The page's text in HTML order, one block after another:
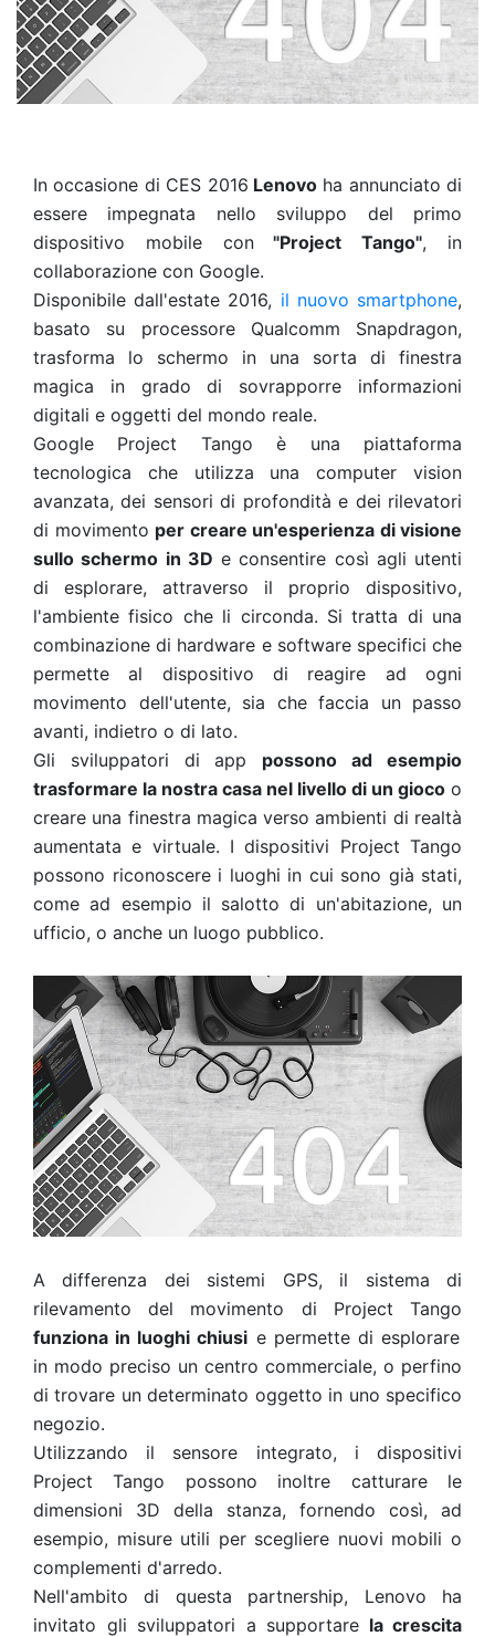
In occasione di CES 2016 Lenovoha annunciato di
essere impegnata nello sviluppo del primo
dispositivo mobile con"Project Tango", in
collaborazione con Google.
Disponibile dall'estate 2016, il nuovo smartphone,
basato su processore Qualcomm Snapdragon,
trasforma lo schermo in una sorta di finestra
magica in grado di sovrapporre informazioni
digitali e oggetti del mondo reale.
Google Project Tango è una piattaforma
tecnologica che utilizza una computer vision
avanzata, dei sensori di profondità e dei rilevatori
di movimento per creare un'esperienza di visione
sullo schermo in 3D e consentire così agli utenti
di esplorare, attraverso il proprio dispositivo,
l'ambiente fisico che li circonda. Si tratta di una
combinazione di hardware e software specifici che
permette al dispositivo di reagire ad ogni
movimento dell'utente, sia che faccia un passo
avanti, indietro o di lato.
Gli sviluppatori di app possono ad esempio
trasformare la nostra casa nel livello di un gioco o
creare una finestra magica verso ambienti di realtà
aumentata e virtuale. I dispositivi Project Tango
possono riconoscere i luoghi in cui sono già stati,
come ad esempio il salotto di un'abitazione, un
ufficio, o anche un luogo pubblico.
A differenza dei sistemi GPS, il sistema di
rilevamento del movimento di Project Tango
funziona in luoghi chiusi e permette di esplorare
in modo preciso un centro commerciale, o perfino
di trovare un determinato oggetto in uno specifico
negozio.
Utilizzando il sensore integrato, i dispositivi
Project Tango possono inoltre catturare le
dimensioni 3D della stanza, fornendo così, ad
esempio, misure utili per scegliere nuovi mobili o
complementi d'arredo.
Nell'ambito di questa partnership, Lenovo ha
invitato gli sviluppatori a supportare la crescita